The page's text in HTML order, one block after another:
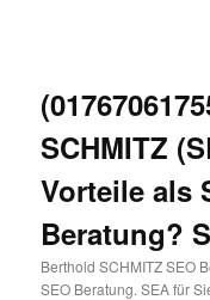
SCHMITZ
Vorteile als
Beratung?
Berthold SCHMITZ SEO
SEO Beratung. SEA für